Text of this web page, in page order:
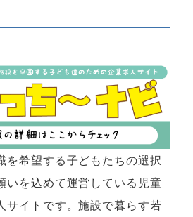
を希望する子どもたちの選択
いを込めて運営している児童
サイトです。施設で暮らす若